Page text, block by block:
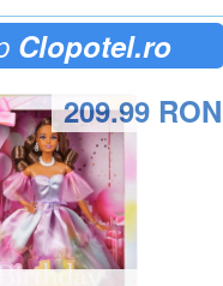
Clopotel.ro
209.99 RON